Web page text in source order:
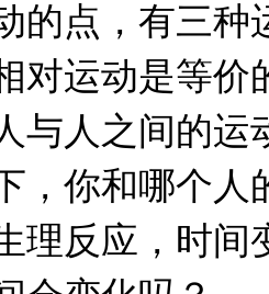
的点，有三种
对运动是等
与人之间的运
，你和哪个人
理反应，时